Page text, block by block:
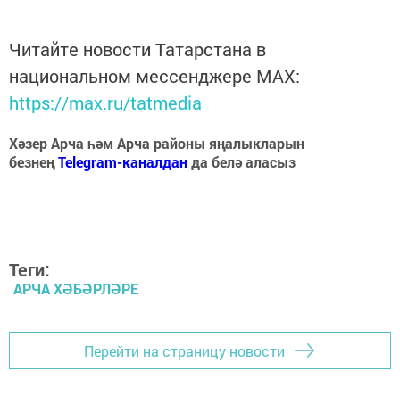
Читайте новости Татарстана в
национальном мессенджере MАХ:
https://max.ru/tatmedia
Хәзер Арча һәм Арча районы яңалыкларын
безнеңTelegram-каналданда белә аласыз
Теги:
АРЧА ХӘБӘРЛӘРЕ
Перейти на страницу новости